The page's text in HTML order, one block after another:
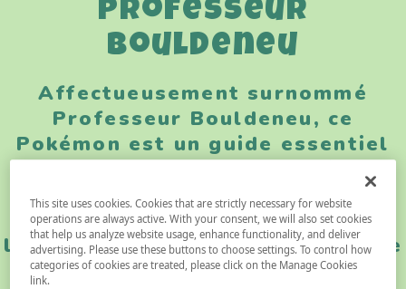
Professeur
Bouldeneu
Affectueusement surnommé
Professeur Bouldeneu, ce
Pokémon est un guide essentiel
pour vous et tous les Pokémon
que vous rencontrez. Son visage
grisonnant est encadré par des
lunettes cassées et ce qui semble
être un vieux CD.
This site uses cookies. Cookies that are strictly necessary for website
operations are always active. With your consent, we will also set cookies
that help us analyze website usage, enhance functionality, and deliver
advertising. Please use these buttons to choose settings. To control how
categories of cookies are treated, please click on the Manage Cookies
link.